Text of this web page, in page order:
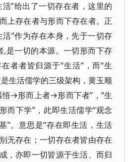
”给出了一切存在者，这里的
上存在者与形而下存在者。正
”作为存在本身，先于一切存
,是一切的本源。一切形而下存
者者皆归源于“生活”，而“生
生活儒学的三级架构，黄玉顺
悟→形而上者→形而下者”，“生
下学”，此即生活儒学“观念
”。意思是“存在即生活，生活
无存在；一切存在者皆由存在
，亦即一切皆源于生活、而归